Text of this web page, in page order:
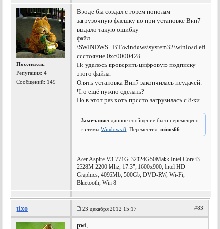
Посетитель
Репутация:4
Сообщений: 149
Вроде бы создал с горем пополам
загрузочную флешку но при установке Вин7
выдало такую ошибку
файл
\SWINDWS._BT\windows\system32\winload.efi
состояние 0хс0000428
Не удалось проверить цифровую подписку
этого файла.
Опять установка Вин7 закончилась неудачей.
Что ещё нужно сделать?
Но в этот раз хоть просто загрузилась с 8-ки.
Замечание: данное сообщение было перемещено
из темыWindows 8 . Переместил:minos66
---------------------------------------------------------
Acer Aspire V3-771G-32324G50Makk Intel Core i3
2328M 2200 Mhz, 17.3", 1600x900, Intel HD
Graphics, 4096Mb, 500Gb, DVD-RW, Wi-Fi,
Bluetooth, Win 8
tixo 23 декабря 2012 15:17 #83
pwi,